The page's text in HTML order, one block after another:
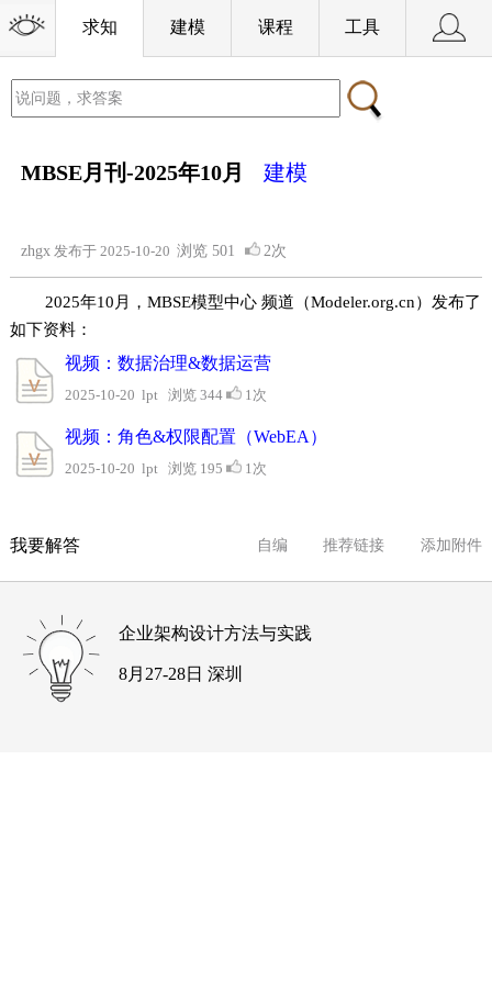
求知 建模 课程 工具
MBSE月刊-2025年10月 建模
zhgx 发布于 2025-10-20 浏览 501 2次
2025年10月，MBSE模型中心 频道（Modeler.org.cn）发布了
如下资料：
视频：数据治理&数据运营
2025-10-20 lpt 浏览 344 1次
视频：角色&权限配置（WebEA）
2025-10-20 lpt 浏览 195 1次
我要解答 自编 推荐链接 添加附件
企业架构设计方法与实践
8月27-28日 深圳